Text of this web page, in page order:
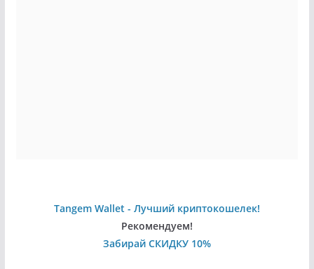
Tangem Wallet - Лучший криптокошелек!
Рекомендуем!
Забирай СКИДКУ 10%